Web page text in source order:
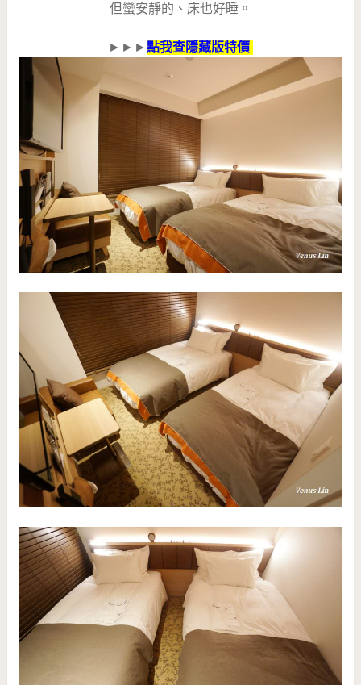
但蠻安靜的、床也好睡。
►►► 點我查隱藏版特價